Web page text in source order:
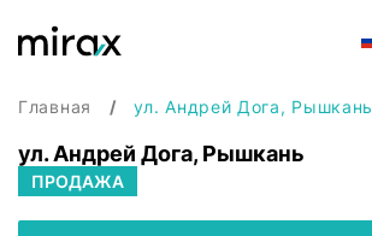
Главная ул. Андрей Дога, Рышкань
ул. Андрей Дога, Рышкань
ПРОДАЖА